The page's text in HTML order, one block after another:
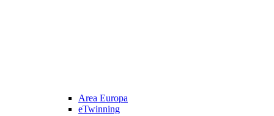
Area Europa
eTwinning